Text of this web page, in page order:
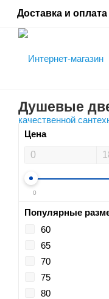
Доставка и оплата
Душевые
Цена
0
Популярные
60
65
70
75
80